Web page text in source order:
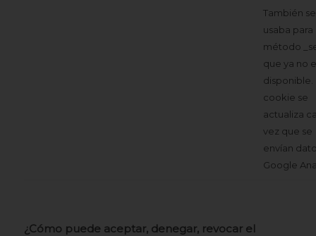
También se
usaba para
método
que ya no
disponible.
cookie se
actualiza
vez que se
envían
Google
¿Cómo puede aceptar, denegar, revocar el